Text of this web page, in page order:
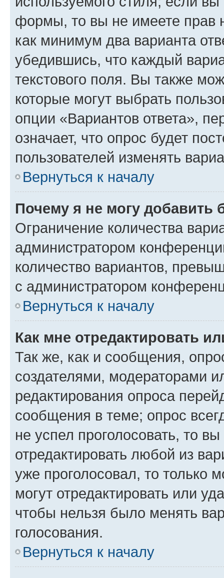
формы, то вы не имеете прав
как минимум два варианта
убедившись, что каждый
текстового поля. Вы также
которые могут выбрать
опции «Вариантов ответа»,
означает, что опрос будет
пользователей изменять
Вернуться к началу
Почему я не могу добавить
Ограничение количества
администратором
количество вариантов,
с администратором
Вернуться к началу
Как мне отредактировать
Так же, как и сообщения,
создателями, модераторами
редактирования опроса
сообщения в теме; опрос
не успел проголосовать, то
отредактировать любой из
уже проголосовал, то только
могут отредактировать или
чтобы нельзя было менять
голосования.
Вернуться к началу